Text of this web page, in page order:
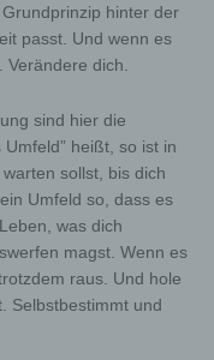
hinter der
passt. Und wenn es
dich.
sind hier die
heißt, so ist in
sollst, bis dich
Umfeld so, dass es
was dich
magst. Wenn es
raus. Und hole
Selbstbestimmt und